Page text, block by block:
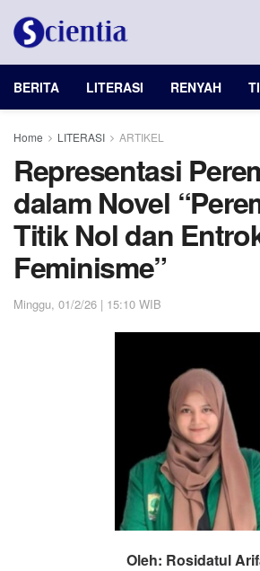
BERITA LITERASI RENYAH
Home LITERASI ARTIKEL
Representasi
dalam Novel
Titik Nol dan
Feminisme”
Minggu, 01/2/26 | 15:10 WIB
Oleh: Rosidatul